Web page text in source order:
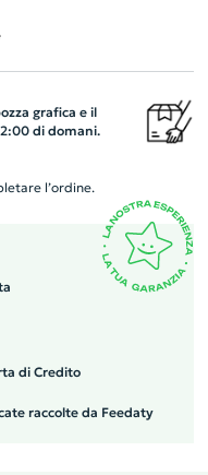
grafica e il
di domani.
l’ordine.
di Credito
raccolte da Feedaty